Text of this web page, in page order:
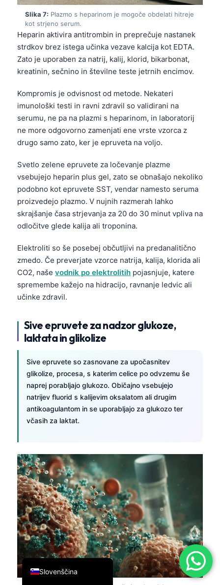
Slika 7: Plazmo s heparinom je mogoče obdelati hitreje
kot strjeno serum.
Heparin aktivira antitrombin in preprečuje nastanek
strdkov brez istega učinka vezave kalcija kot EDTA.
Zato je uporaben za natrij, kalij, klorid, bikarbonat,
kreatinin, sečnino in številne teste jetrnih encimov.
Kompromis je odvisnost od metode. Nekateri
imunološki testi in ravni zdravil so validirani na
serumu, ne pa na plazmi s heparinom, in laboratorij
ne more odgovorno zamenjati ene vrste vzorca z
drugo samo zato, ker je epruveta na voljo.
Svetlo zelene epruvete za ločevanje plazme
vsebujejo heparin plus gel, zato se obnašajo nekoliko
podobno kot epruvete SST, vendar namesto seruma
proizvedejo plazmo. V nujnih razmerah lahko
skrajšanje časa strjevanja za 20 do 30 minut vpliva na
odločitve glede kalija ali troponina.
Elektroliti so še posebej občutljivi na predanalitično
zmedo. Če preverjate vzorce natrija, kalija, klorida ali
CO2, naše vodnik po elektrolitih pojasnjuje, katere
spremembe kažejo na hidracijo, ravnanje ledvic ali
učinke zdravil.
Sive epruvete za nadzor glukoze,
laktata in glikolize
Sive epruvete so zasnovane za upočasnitev
glikolize, procesa, s katerim celice po odvzemu še
naprej porabljajo glukozo. Običajno vsebujejo
natrijev fluorid s kalijevim oksalatom ali drugim
antikoagulantom in se uporabljajo za glukozo ter
včasih za laktat.
Slovenščina
English
Deutsch
العربية
Français
עִבְרִית
Italiano
Español
Ελληνικά
Türkçe
Română
简体中文
فارسی
Български
Dansk
हिन्दी
Bahasa Indonesia
Հայերեն
Íslenska
Српски језик
Svenska
Bosanski
Azərbaycan dili
Eesti
Čeština
ქართული
Русский
Polski
Magyar
Shqip
বাংলা